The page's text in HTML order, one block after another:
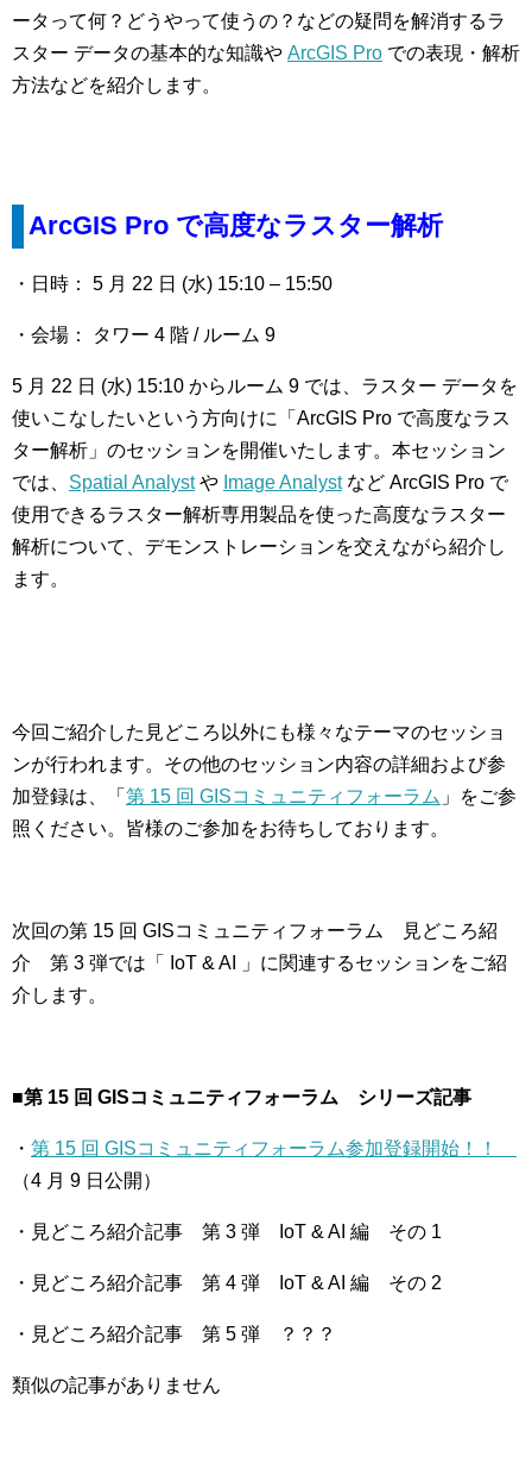
ータって何？どうやって使うの？などの疑問を解消するラ
スター データの基本的な知識や ArcGIS Pro での表現・解析
方法などを紹介します。
ArcGIS Pro で高度なラスター解析
・日時： 5 月 22 日 (水) 15:10 – 15:50
・会場： タワー 4 階 / ルーム 9
5 月 22 日 (水) 15:10 からルーム 9 では、ラスター データを
使いこなしたいという方向けに「ArcGIS Pro で高度なラス
ター解析」のセッションを開催いたします。本セッション
では、 Spatial Analystや Image Analystなど ArcGIS Pro で
使用できるラスター解析専用製品を使った高度なラスター
解析について、デモンストレーションを交えながら紹介し
ます。
今回ご紹介した見どころ以外にも様々なテーマのセッショ
ンが行われます。その他のセッション内容の詳細および参
加登録は、「 第 15 回 GISコミュニティフォーラム 」をご参
照ください。皆様のご参加をお待ちしております。
次回の第 15 回 GISコミュニティフォーラム 見どころ紹
介 第 3 弾では「 IoT & AI 」に関連するセッションをご紹
介します。
■第 15 回 GISコミュニティフォーラム シリーズ記事
・ 第 15 回 GISコミュニティフォーラム参加登録開始！！
（4 月 9 日公開）
・見どころ紹介記事 第 3 弾 IoT & AI 編 その 1
・見どころ紹介記事 第 4 弾 IoT & AI 編 その 2
・見どころ紹介記事 第 5 弾 ？？？
類似の記事がありません